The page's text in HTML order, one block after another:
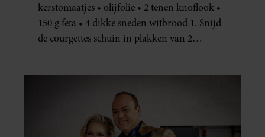
kerstomaatjes • olijfolie • 2 tenen knoflook •
150 g feta • 4 dikke sneden witbrood 1. Snijd
de courgettes schuin in plakken van 2